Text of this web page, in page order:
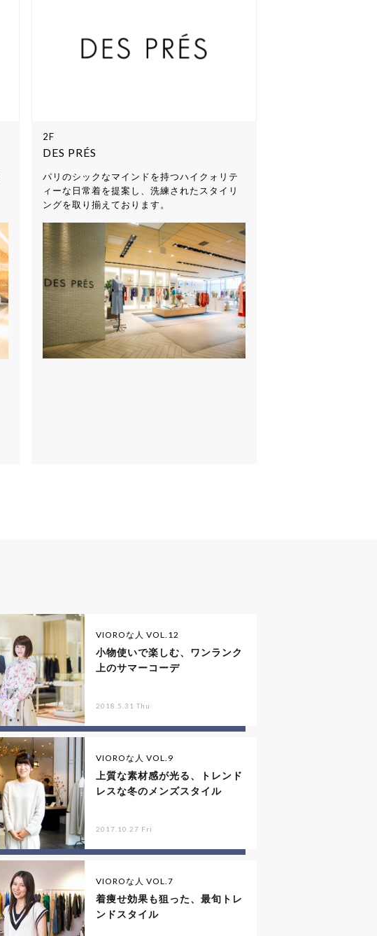
2F
DES PRÉS
パリのシックなマインドを持つハイクォリテ
ィーな日常着を提案し、洗練されたスタイリ
ングを取り揃えております。
VIOROな人 VOL.12
小物使いで楽しむ、ワンランク
上のサマーコーデ
2018.5.31 Thu
VIOROな人 VOL.9
上質な素材感が光る、トレンド
レスな冬のメンズスタイル
2017.10.27 Fri
VIOROな人 VOL.7
着痩せ効果も狙った、最旬トレ
ンドスタイル